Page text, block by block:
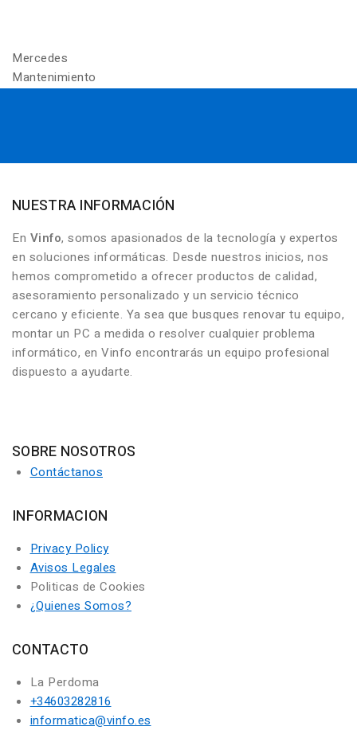
Mercedes
Mantenimiento
NUESTRA INFORMACIÓN
En Vinfo, somos apasionados de la tecnología y expertos
en soluciones informáticas. Desde nuestros inicios, nos
hemos comprometido a ofrecer productos de calidad,
asesoramiento personalizado y un servicio técnico
cercano y eficiente. Ya sea que busques renovar tu equipo,
montar un PC a medida o resolver cualquier problema
informático, en Vinfo encontrarás un equipo profesional
dispuesto a ayudarte.
SOBRE NOSOTROS
Contáctanos
INFORMACION
Privacy Policy
Avisos Legales
Politicas de Cookies
¿Quienes Somos?
CONTACTO
La Perdoma
+34603282816
informatica@vinfo.es